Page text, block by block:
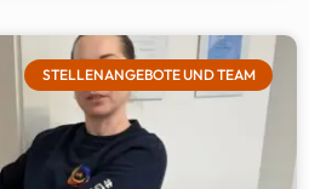
STELLENANGEBOTE UND TEAM